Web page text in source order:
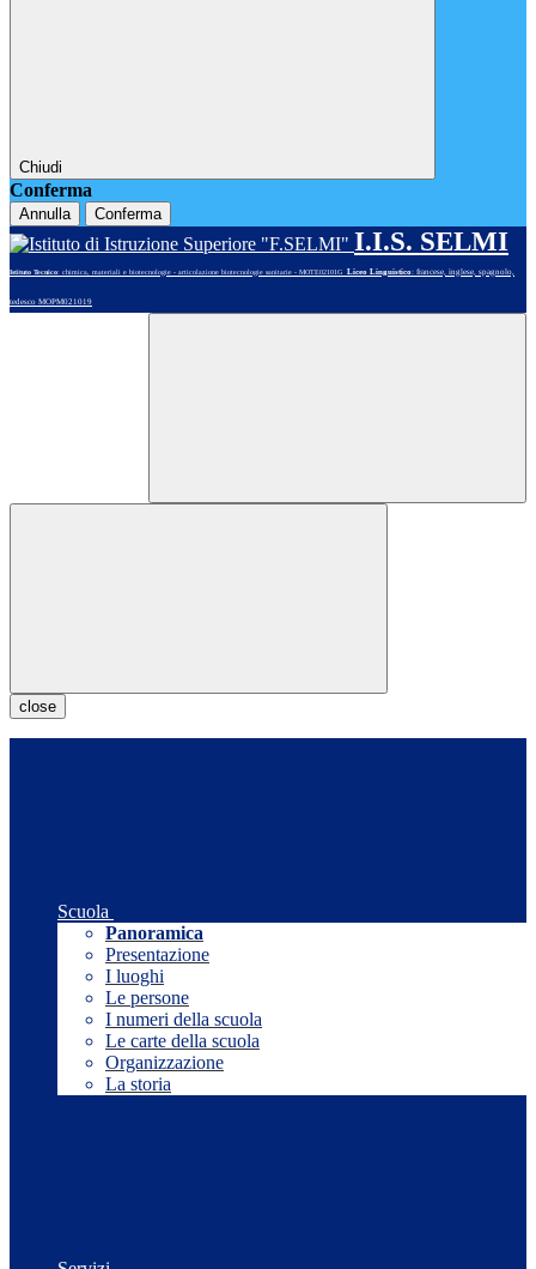
Chiudi
Conferma
Annulla Conferma
I.I.S. SELMI
Istituto Tecnico: chimica, materiali e biotecnologie - articolazione biotecnologie sanitarie - MOTE02101G Liceo Linguistico: francese, inglese, spagnolo,
tedesco MOPM021019
close
Scuola
Panoramica
Presentazione
I luoghi
Le persone
I numeri della scuola
Le carte della scuola
Organizzazione
La storia